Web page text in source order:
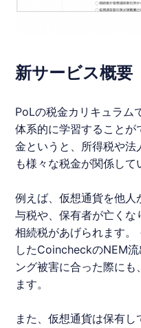
新サービス概要
PoLの税金カリキュラム
体系的に学習すること
金というと、所得税や
も様々な税金が関係して
例えば、仮想通貨を他
与税や、保有者が亡くな
相続税があげられます
したCoincheckのNEM
ング被害に合った際にも
ます。
また、仮想通貨は保有